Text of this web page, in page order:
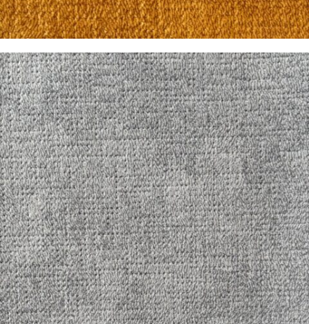
Pandora Oro